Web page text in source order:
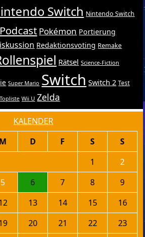
Switch Nintendo Switch
Podcast Pokémon Portierung
Redaktionsvoting Remake
Rätsel Science-Fiction
Super Mario Switch Switch 2 Test
Topliste Wii U Zelda
KALENDER
M D F S
S
1
2
5 6 7 8
9
13 14 15
16
20 21 22
23